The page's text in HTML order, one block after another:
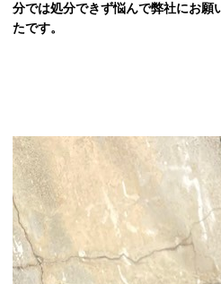
分では処分できず悩んで弊社にお願
たです。